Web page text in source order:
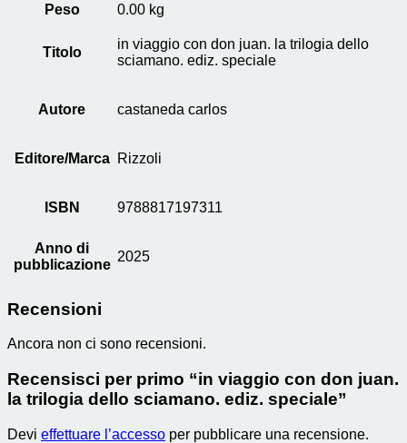
Peso 0.00 kg
Titolo
in viaggio con don juan. la trilogia dello
sciamano. ediz. speciale
Autore castaneda carlos
Editore/Marca Rizzoli
ISBN 9788817197311
Anno di
pubblicazione
2025
Recensioni
Ancora non ci sono recensioni.
Recensisci per primo “in viaggio con don juan.
la trilogia dello sciamano. ediz. speciale”
Devi effettuare l’accesso per pubblicare una recensione.